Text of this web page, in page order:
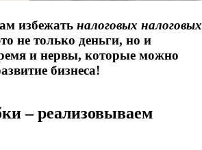
избежать налоговых налоговых
не только деньги, но и
и нервы, которые можно
бизнеса!
– реализовываем